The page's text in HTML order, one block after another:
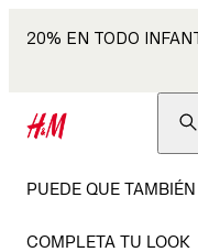
20% EN TODO
PUEDE QUE
COMPLETA TU LOOK